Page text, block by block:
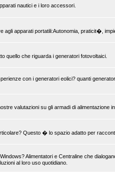
nautici e i loro accessori.
agli apparati portatili:Autonomia, praticit�,
quello che riguarda i generatori fotovoltaici.
con i generatori eolici? quanti
valutazioni su gli armadi di alimentazione
Questo � lo spazio adatto per
Alimentatori e Centraline che
al loro uso quotidiano.